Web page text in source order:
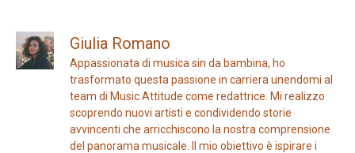
Giulia Romano
Appassionata di musica sin da bambina, ho
trasformato questa passione in carriera unendomi al
team di Music Attitude come redattrice. Mi realizzo
scoprendo nuovi artisti e condividendo storie
avvincenti che arricchiscono la nostra comprensione
del panorama musicale. Il mio obiettivo è ispirare i